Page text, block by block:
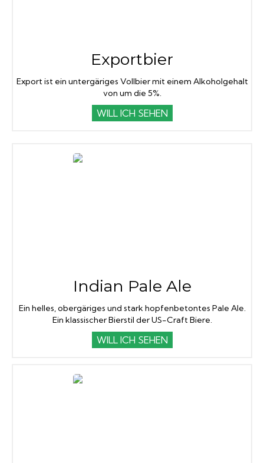
Exportbier
Export ist ein untergäriges Vollbier mit einem Alkoholgehalt
von um die 5%.
WILL ICH SEHEN
Indian Pale Ale
Ein helles, obergäriges und stark hopfenbetontes Pale Ale.
Ein klassischer Bierstil der US-Craft Biere.
WILL ICH SEHEN